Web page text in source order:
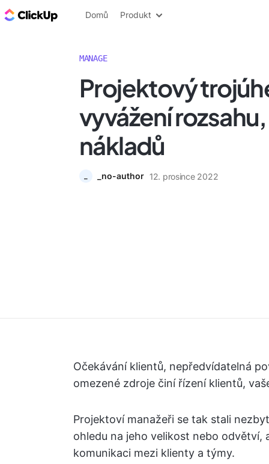
ClickUp blog
Domů Produkt
MANAGE
Projektový
vyvážení
nákladů
_no-author 12. prosince 2022
Očekávání klientů, nepředvídatelná
omezené zdroje činí řízení klientů,
Projektoví manažeři se tak stali
ohledu na jeho velikost nebo odvětví,
komunikaci mezi klienty a týmy.